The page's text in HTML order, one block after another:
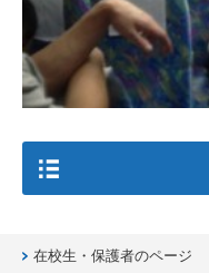
在校生・保護者のページ